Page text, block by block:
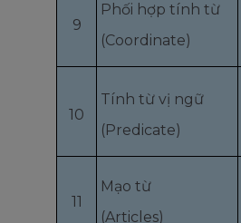
9
Phối hợp tính từ
(Coordinate)
10
Tính từ vị ngữ
(Predicate)
11
Mạo từ
(Articles)